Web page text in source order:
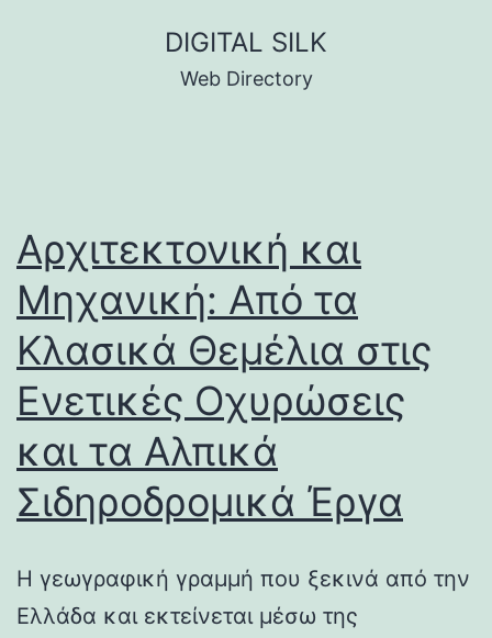
DIGITAL SILK
Web Directory
Αρχιτεκτονική και
Μηχανική: Από τα
Κλασικά Θεμέλια στις
Ενετικές Οχυρώσεις
και τα Αλπικά
Σιδηροδρομικά Έργα
Η γεωγραφική γραμμή που ξεκινά από την
Ελλάδα και εκτείνεται μέσω της